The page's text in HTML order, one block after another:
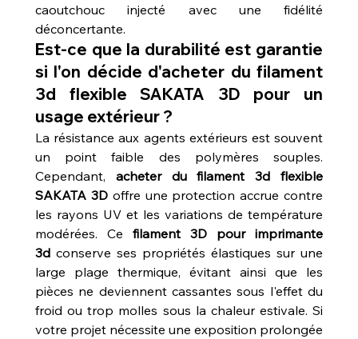
caoutchouc injecté avec une fidélité
déconcertante.
Est-ce que la durabilité est garantie
si l'on décide d'acheter du filament
3d flexible SAKATA 3D pour un
usage extérieur ?
La résistance aux agents extérieurs est souvent
un point faible des polymères souples.
Cependant, acheter du filament 3d flexible
SAKATA 3D offre une protection accrue contre
les rayons UV et les variations de température
modérées. Ce filament 3D pour imprimante
3d conserve ses propriétés élastiques sur une
large plage thermique, évitant ainsi que les
pièces ne deviennent cassantes sous l'effet du
froid ou trop molles sous la chaleur estivale. Si
votre projet nécessite une exposition prolongée